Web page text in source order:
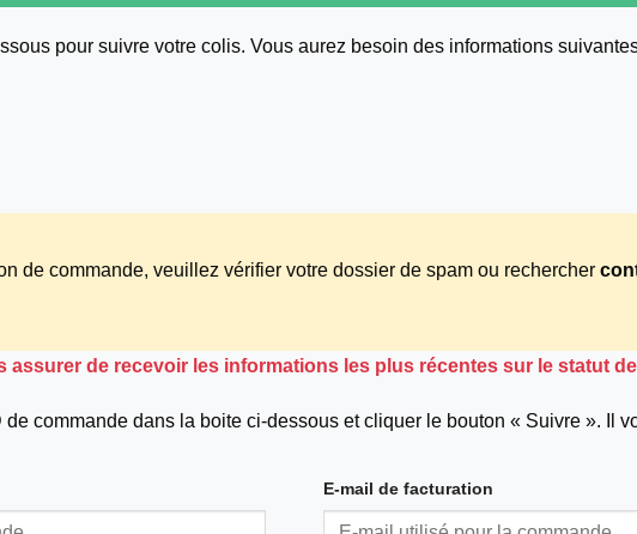
pour suivre votre colis. Vous aurez besoin des informations
de commande, veuillez vérifier votre dossier de spam ou rechercher
de recevoir les informations les plus récentes sur le statut
commande dans la boite ci-dessous et cliquer le bouton « Suivre ». Il
E-mail de facturation